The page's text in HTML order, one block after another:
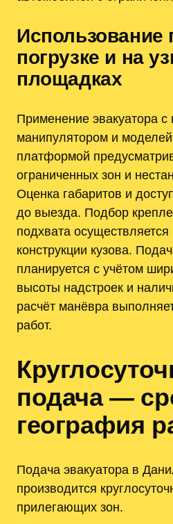
Использование
погрузке и на
площадках
Применение эвакуатора с
манипулятором и
платформой
ограниченных зон и
Оценка габаритов и
до выезда. Подбор
подхвата
конструкции кузова.
планируется с учётом
высоты надстроек и
расчёт манёвра
работ.
подача —
география
Подача эвакуатора в
производится
прилегающих зон.